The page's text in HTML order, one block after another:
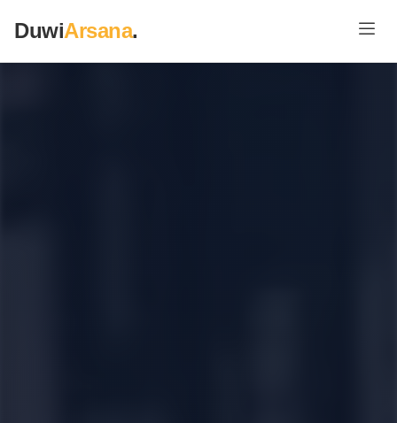
DuwiArsana.